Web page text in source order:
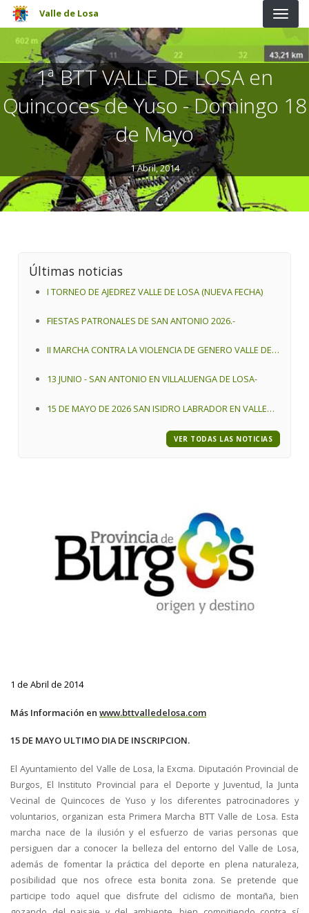
Pasar al contenido principal
Valle de Losa
1ª BTT VALLE DE LOSA en
Quincoces de Yuso - Domingo 18
de Mayo
1 Abril, 2014
Últimas noticias
I TORNEO DE AJEDREZ VALLE DE LOSA (NUEVA FECHA)
FIESTAS PATRONALES DE SAN ANTONIO 2026.-
II MARCHA CONTRA LA VIOLENCIA DE GENERO VALLE DE
13 JUNIO - SAN ANTONIO EN VILLALUENGA DE LOSA-
15 DE MAYO DE 2026 SAN ISIDRO LABRADOR EN VALLE
VER TODAS LAS NOTICIAS
1 de Abril de 2014
Más Información en www.bttvalledelosa.com
15 DE MAYO ULTIMO DIA DE INSCRIPCION.
El Ayuntamiento del Valle de Losa, la Excma. Diputación Provincial de
Burgos, El Instituto Provincial para el Deporte y Juventud, la Junta
Vecinal de Quincoces de Yuso y los diferentes patrocinadores y
voluntarios, organizan esta Primera Marcha BTT Valle de Losa. Esta
marcha nace de la ilusión y el esfuerzo de varias personas que
persiguen dar a conocer la belleza del entorno del Valle de Losa,
además de fomentar la práctica del deporte en plena naturaleza,
posibilidad que nos ofrece esta bonita zona. Se pretende que
participe todo aquel que disfrute del ciclismo de montaña, bien